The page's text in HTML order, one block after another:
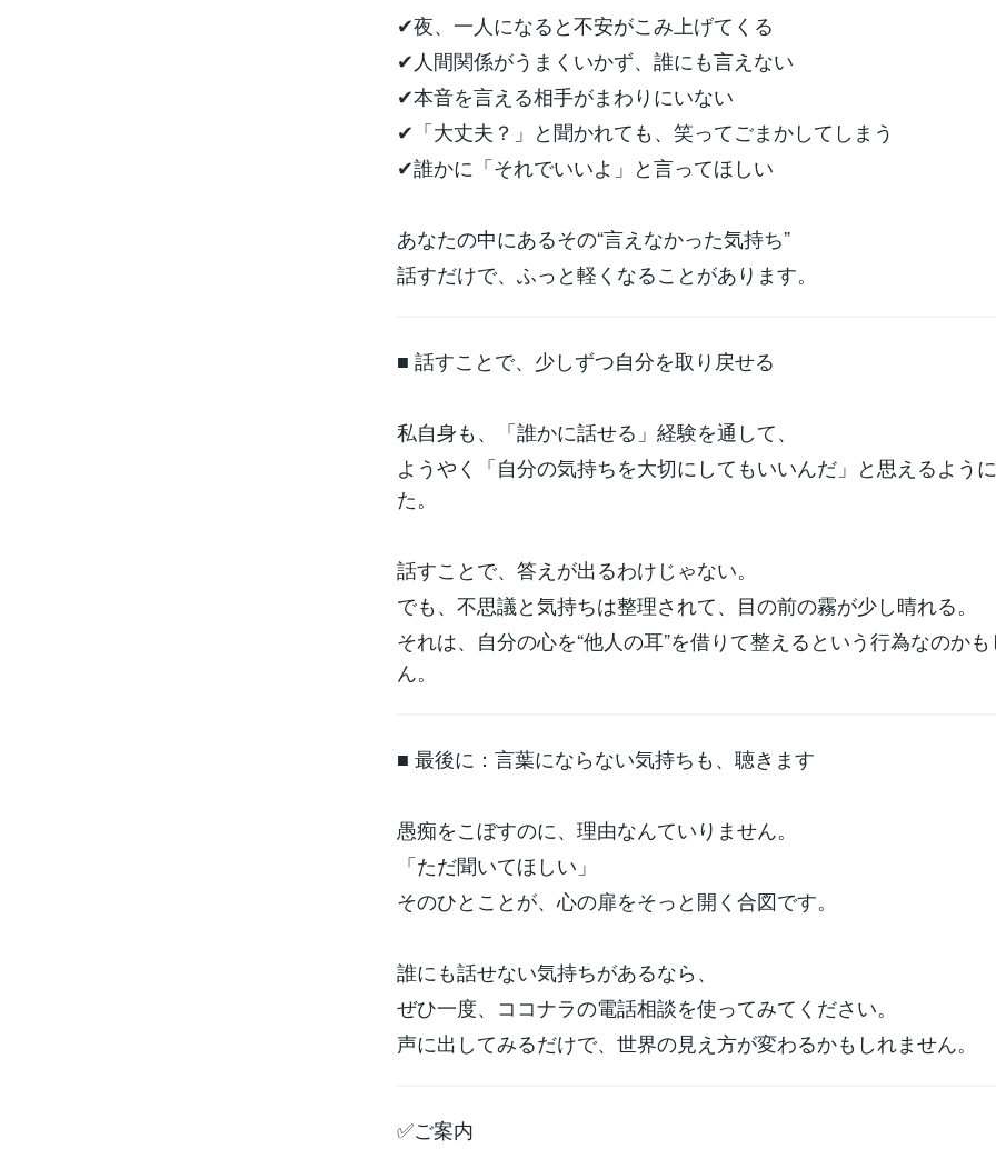
✔夜、一人になると不安がこみ上げてくる
✔人間関係がうまくいかず、誰にも言えない
✔本音を言える相手がまわりにいない
✔「大丈夫？」と聞かれても、笑ってごまかしてしまう
✔誰かに「それでいいよ」と言ってほしい
あなたの中にあるその“言えなかった気持ち”
話すだけで、ふっと軽くなることがあります。
■ 話すことで、少しずつ自分を取り戻せる
私自身も、「誰かに話せる」経験を通して、
ようやく「自分の気持ちを大切にしてもいいんだ」と思えるよう
た。
話すことで、答えが出るわけじゃない。
でも、不思議と気持ちは整理されて、目の前の霧が少し晴れる。
それは、自分の心を“他人の耳”を借りて整えるという行為なのか
ん。
■ 最後に：言葉にならない気持ちも、聴きます
愚痴をこぼすのに、理由なんていりません。
「ただ聞いてほしい」
そのひとことが、心の扉をそっと開く合図です。
誰にも話せない気持ちがあるなら、
ぜひ一度、ココナラの電話相談を使ってみてください。
声に出してみるだけで、世界の見え方が変わるかもしれません。
✅ご案内